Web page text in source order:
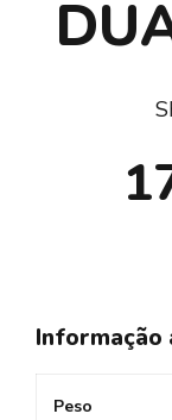
Informação
Peso